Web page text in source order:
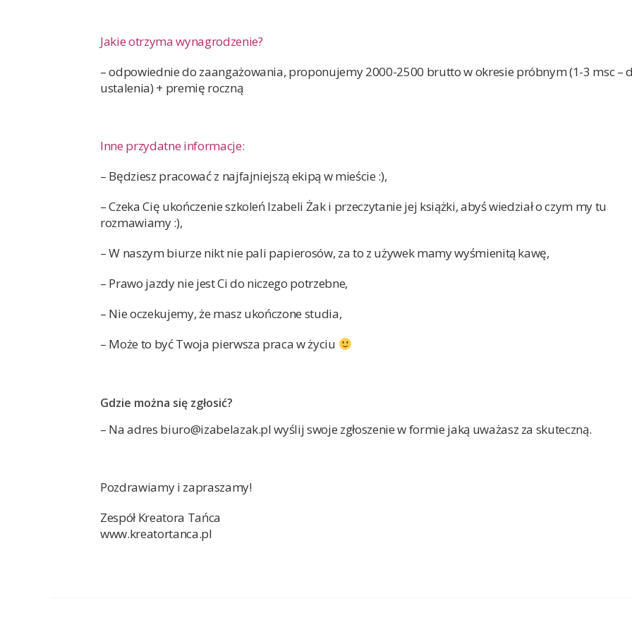
Jakie otrzyma wynagrodzenie?
– odpowiednie do zaangażowania, proponujemy 2000-2500 brutto w okresie próbnym (1-3 msc –
ustalenia) + premię roczną
Inne przydatne informacje:
– Będziesz pracować z najfajniejszą ekipą w mieście :),
– Czeka Cię ukończenie szkoleń Izabeli Żak i przeczytanie jej książki, abyś wiedział o czym my tu
rozmawiamy :),
– W naszym biurze nikt nie pali papierosów, za to z używek mamy wyśmienitą kawę,
– Prawo jazdy nie jest Ci do niczego potrzebne,
– Nie oczekujemy, że masz ukończone studia,
– Może to być Twoja pierwsza praca w życiu
Gdzie można się zgłosić?
– Na adres biuro@izabelazak.pl wyślij swoje zgłoszenie w formie jaką uważasz za skuteczną.
Pozdrawiamy i zapraszamy!
Zespół Kreatora Tańca
www.kreatortanca.pl